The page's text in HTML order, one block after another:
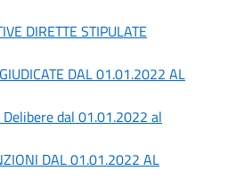
DIRETTE STIPULATE
DAL 01.01.2022 AL
Delibere dal 01.01.2022 al
DAL 01.01.2022 AL